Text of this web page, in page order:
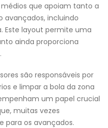
que apoiam tanto a
avançados, incluindo
Este layout permite uma
ainda proporciona
são responsáveis por
e limpar a bola da zona
um papel crucial
muitas vezes
para os avançados.